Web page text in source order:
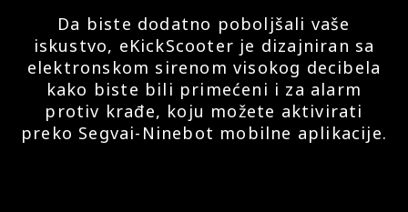
Da biste dodatno poboljšali vaše
iskustvo, eKickScooter je dizajniran sa
elektronskom sirenom visokog decibela
kako biste bili primećeni i za alarm
protiv krađe, koju možete aktivirati
preko Segvai-Ninebot mobilne aplikacije.